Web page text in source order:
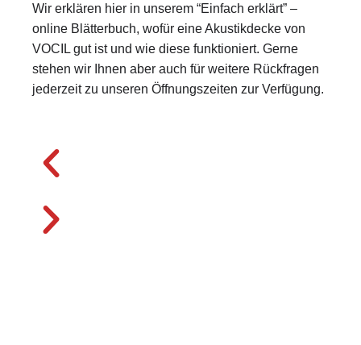
Wir erklären hier in unserem “Einfach erklärt” –
online Blätterbuch, wofür eine Akustikdecke von
VOCIL gut ist und wie diese funktioniert. Gerne
stehen wir Ihnen aber auch für weitere Rückfragen
jederzeit zu unseren Öffnungszeiten zur Verfügung.